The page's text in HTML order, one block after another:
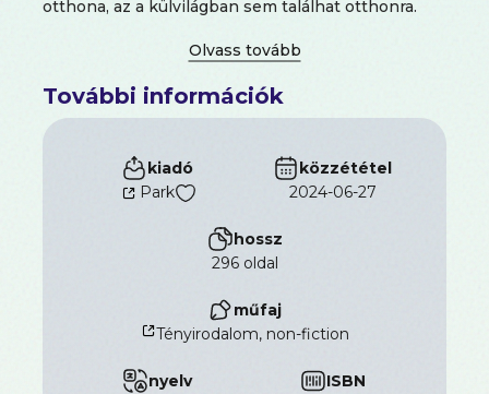
otthona, az a külvilágban sem találhat otthonra.
levethessük azokat a régi, beidegződött mintákat,
Lépésről lépésre jutunk el új és hasznos
beállítódásokhoz, magatartásmódokhoz,
amelyeket ha elsajátítunk, a kapcsolataink
javulhatnak és kiegyensúlyozott, boldog felnőttek
További információk
kiadó
Park
közzététel
2024-06-27
hossz
296 oldal
műfaj
Tényirodalom, non-fiction
nyelv
ISBN